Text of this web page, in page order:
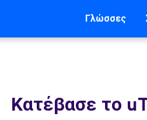
Γλώσσες
Κατέβασε το